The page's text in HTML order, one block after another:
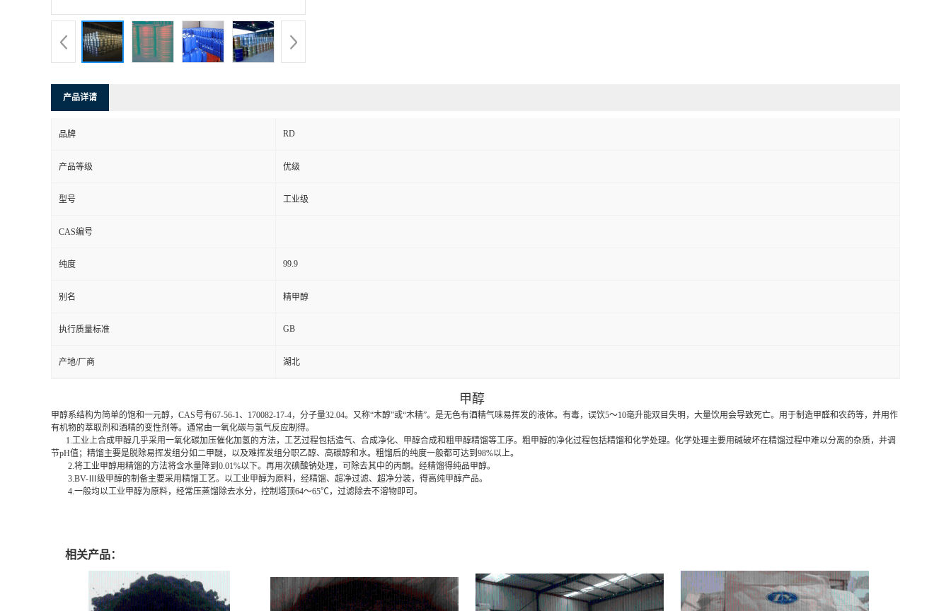
产品详请
品牌 RD
产品等级 优级
型号 工业级
CAS编号
纯度 99.9
别名 精甲醇
执行质量标准 GB
产地/厂商 湖北
甲醇
甲醇系结构为简单的饱和一元醇，CAS号有67-56-1、170082-17-4，分子量32.04。又称“木醇”或“木精”。是无色有酒精气味易挥发的液体。有毒，误饮5～10毫升能双目失明，大量饮用会导致死亡。用于制造甲醛和农药等，并用作
有机物的萃取剂和酒精的变性剂等。通常由一氧化碳与氢气反应制得。
1.工业上合成甲醇几乎采用一氧化碳加压催化加氢的方法，工艺过程包括造气、合成净化、甲醇合成和粗甲醇精馏等工序。粗甲醇的净化过程包括精馏和化学处理。化学处理主要用碱破坏在精馏过程中难以分离的杂质，并调
节pH值；精馏主要是脱除易挥发组分如二甲醚，以及难挥发组分职乙醇、高碳醇和水。粗馏后的纯度一般都可达到98%以上。
2.将工业甲醇用精馏的方法将含水量降到0.01%以下。再用次碘酸钠处理，可除去其中的丙酮。经精馏得纯品甲醇。
3.BV-Ⅲ级甲醇的制备主要采用精馏工艺。以工业甲醇为原料，经精馏、超净过滤、超净分装，得高纯甲醇产品。
4.一般均以工业甲醇为原料，经常压蒸馏除去水分，控制塔顶64～65℃，过滤除去不溶物即可。
相关产品：